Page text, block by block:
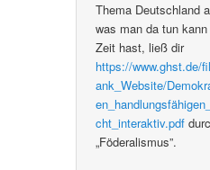
Thema Deutschland
was man da tun
Zeit hast, ließ dir
https://www.ghst.de/
ank_Website/
cht_interaktiv.pdf
„Föderalismus”.